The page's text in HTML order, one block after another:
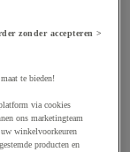
zonder accepteren >
te bieden!
via cookies
ons marketingteam
uw winkelvoorkeuren
producten en